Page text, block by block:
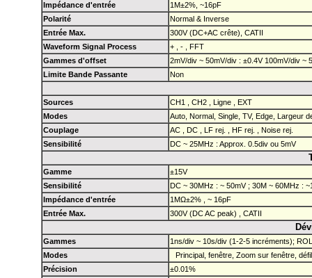
Impédance d'entrée
1M±2%, ~16pF
Polarité
Normal & Inverse
Entrée Max.
300V (DC+AC crête), CATII
Waveform Signal Process
+ , - , FFT
Gammes d'offset
2mV/div ~ 50mV/div : ±0.4V 100mV/div ~
Limite Bande Passante
Non
Sources
CH1 , CH2 , Ligne , EXT
Modes
Auto, Normal, Single, TV, Edge, Largeur
Couplage
AC , DC , LF rej. , HF rej. , Noise rej.
Sensibilité
DC ~ 25MHz : Approx. 0.5div ou 5mV
Gamme
±15V
Sensibilité
DC ~ 30MHz : ~ 50mV ; 30M ~ 60MHz :
Impédance d'entrée
1MΩ±2% , ~ 16pF
Entrée Max.
300V (DC AC peak) , CATII
Gammes
1ns/div ~ 10s/div (1-2-5 incréments);
Modes
Principal, fenêtre, Zoom sur fenêtre,
Précision
±0.01%